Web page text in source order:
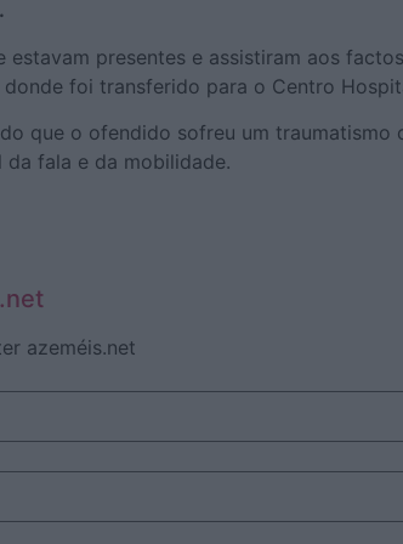
estavam presentes e assistiram aos
donde foi transferido para o Centro
que o ofendido sofreu um
da fala e da mobilidade.
azeméis.net